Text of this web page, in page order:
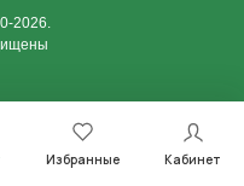
Избранные Кабинет
2026.